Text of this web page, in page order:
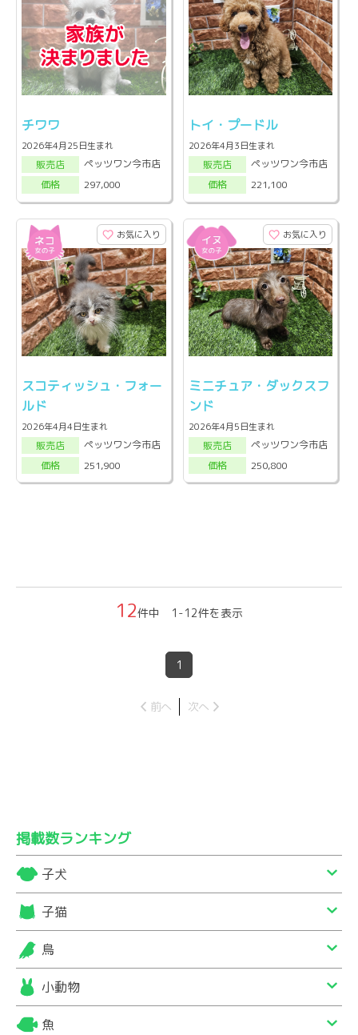
チワワ
2026年4月25日生まれ
販売店
ペッツワン今市店
価格
297,000
トイ・プードル
2026年4月3日生まれ
販売店
ペッツワン今市店
価格
221,100
お気に入り
スコティッシュ・フォー
ルド
2026年4月4日生まれ
販売店
ペッツワン今市店
価格
251,900
お気に入り
ミニチュア・ダックスフ
ンド
2026年4月5日生まれ
販売店
ペッツワン今市店
価格
250,800
12件中 1-12件を表示
1
前へ 次へ
掲載数ランキング
子犬
子猫
鳥
小動物
魚